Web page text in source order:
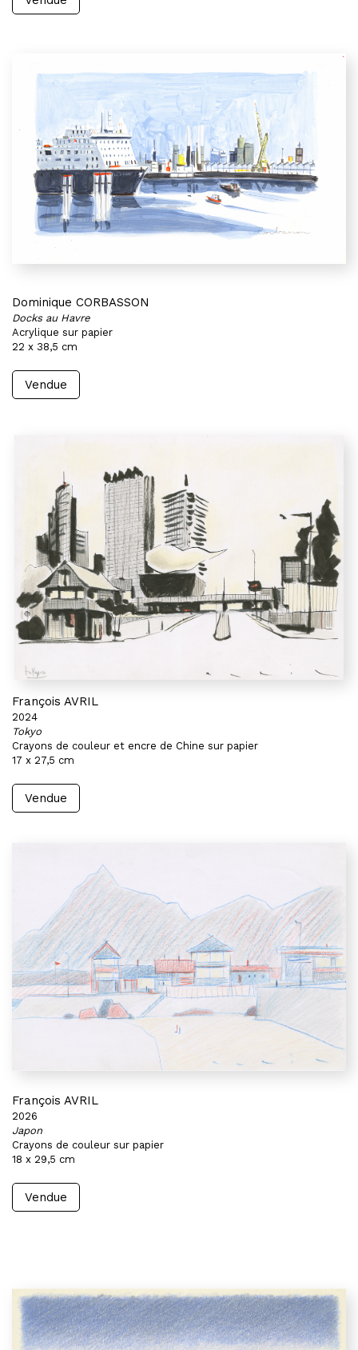
Dominique CORBASSON
Docks au Havre
Acrylique sur papier
22 x 38,5 cm
Vendue
François AVRIL
2024
Tokyo
Crayons de couleur et encre de Chine sur papier
17 x 27,5 cm
Vendue
François AVRIL
2026
Japon
Crayons de couleur sur papier
18 x 29,5 cm
Vendue